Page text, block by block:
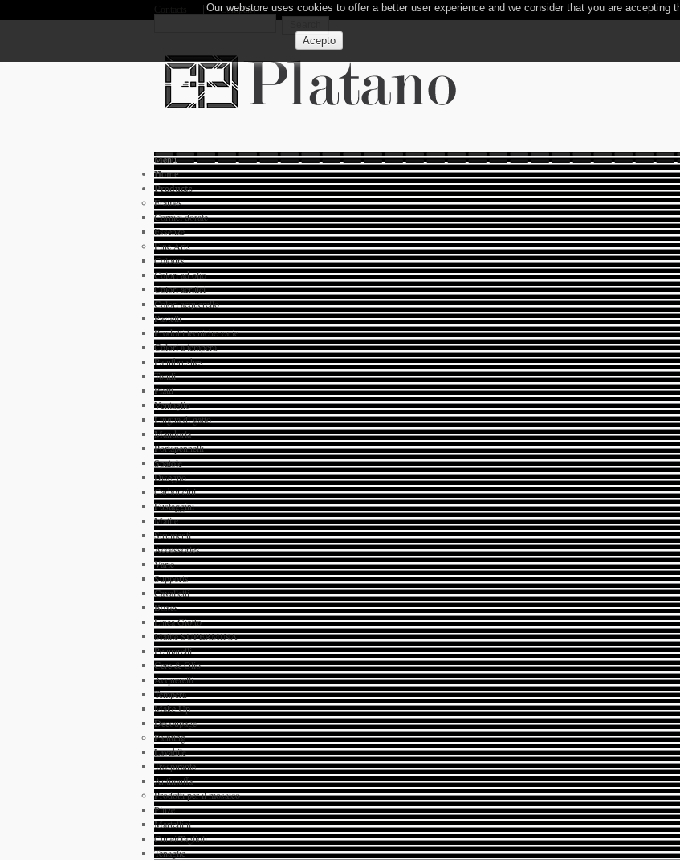
Company
Menu
Home
Products
Frames
Cornici dorate
Essenze
Fine Arts
Colours
Colori ad olio
Colori acrilici
Colori acquerello
Pastelli
Prodotti tecniche varie
Colori a tempera
Paintbrushes
Tondi
Piatti
Ventaglio
Lingua di gatto
Mandorla
Portapennelli
Spatole
Disegno
Carboncini
Fustaggini
Matite
Strumenti
Accessories
Varie
Supports
Cavalletti
Boxes
Linea Giotto
Matite SUPERMINA
Pennarelli
Cere & Olio
Acquerelli
Tempera
Make Up
Decoupage
Painting
Lavabile
Traspirante
Antimuffa
Prodotti per il mosaico
Pinze
Martellini
Cunei/Taglioli
Tenaglie
Our webstore uses cookies to offer a better user experience and we consider that you are accepting